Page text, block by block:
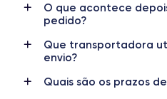
4K - 3840x2160px
Bateria
2815 mAh
O que acontece
pedido?
Que transportadora
envio?
Quais são os prazos